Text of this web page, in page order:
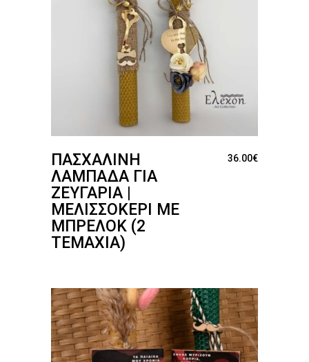
ΠΑΣΧΑΛΙΝΉ
ΛΑΜΠΆΔΑ ΓΙΑ
ΖΕΥΓΆΡΙΑ |
ΜΕΛΙΣΣΟΚΈΡΙ ΜΕ
ΜΠΡΕΛΌΚ (2
ΤΕΜΆΧΙΑ)
36.00€